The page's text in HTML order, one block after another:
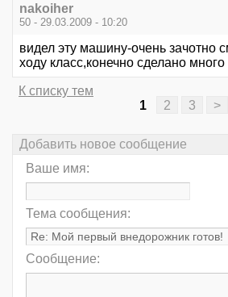
nakoiher
50 - 29.03.2009 - 10:20
видел эту машину-очень зачотно
ходу класс,конечно сделано много
К списку тем
1
2 3
>
Добавить новое сообщение
Ваше имя:
Тема сообщения:
Сообщение: